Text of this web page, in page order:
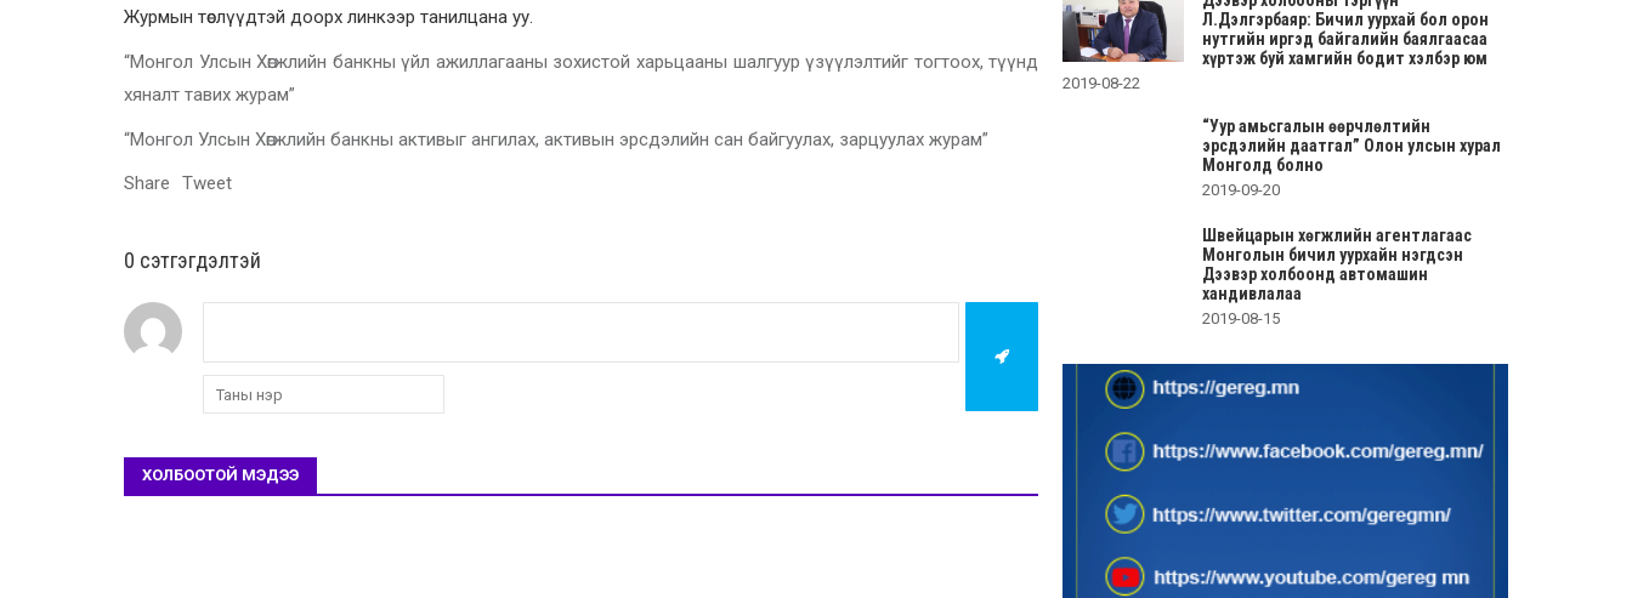
Журмын төслүүдтэй доорх линкээр танилцана уу.
“Монгол Улсын Хөгжлийн банкны үйл ажиллагааны зохистой харьцааны шалгуур үзүүлэлтийг тогтоох, түүнд
хяналт тавих журам”
“Монгол Улсын Хөгжлийн банкны активыг ангилах, активын эрсдэлийн сан байгуулах, зарцуулах журам”
Share
Tweet
0 cэтгэгдэлтэй
ХОЛБООТОЙ МЭДЭЭ
Л.Дэлгэрбаяр: Бичил уурхай бол орон
нутгийн иргэд байгалийн баялгаасаа
хүртэж буй хамгийн бодит хэлбэр юм
2019-08-22
“Уур амьсгалын өөрчлөлтийн
эрсдэлийн даатгал” Олон улсын хурал
Монголд болно
2019-09-20
Швейцарын хөгжлийн агентлагаас
Монголын бичил уурхайн нэгдсэн
Дээвэр холбоонд автомашин
хандивлалаа
2019-08-15